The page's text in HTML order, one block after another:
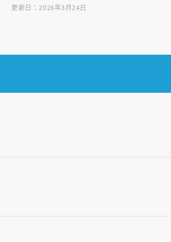
更新日：2026年3月24日